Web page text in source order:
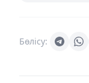
Бөлісу: